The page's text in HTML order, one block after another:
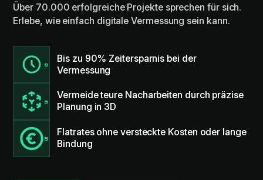
Über 70.000 erfolgreiche Projekte sprechen für sich.
Erlebe, wie einfach digitale Vermessung sein kann.
Bis zu 90% Zeitersparnis bei der
Vermessung
Vermeide teure Nacharbeiten durch präzise
Planung in 3D
Flatrates ohne versteckte Kosten oder lange
Bindung